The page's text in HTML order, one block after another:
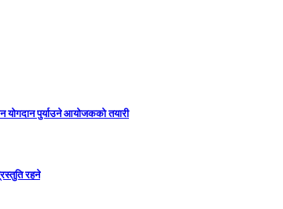
योगदान पुर्याउने आयोजकको तयारी
रहने